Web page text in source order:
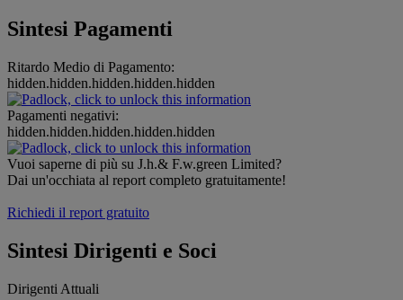
Sintesi Pagamenti
Ritardo Medio di Pagamento:
hidden.hidden.hidden.hidden.hidden
Pagamenti negativi:
hidden.hidden.hidden.hidden.hidden
Vuoi saperne di più su J.h.& F.w.green Limited?
Dai un'occhiata al report completo gratuitamente!
Richiedi il report gratuito
Sintesi Dirigenti e Soci
Dirigenti Attuali